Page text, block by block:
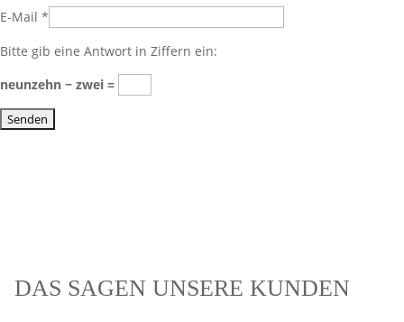
E-Mail *
Bitte gib eine Antwort in Ziffern ein:
neunzehn − zwei =
DAS SAGEN UNSERE KUNDEN